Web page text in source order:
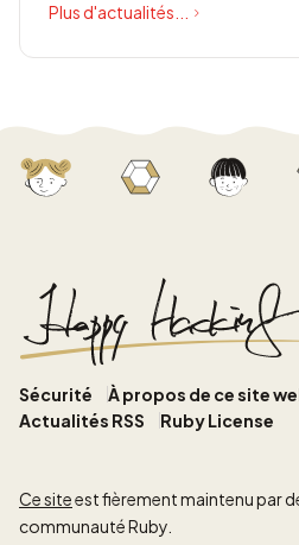
Plus d'actualités...
Sécurité À propos de ce site
Actualités RSS
Ruby License
Ce siteest fièrement maintenu par
communauté Ruby.